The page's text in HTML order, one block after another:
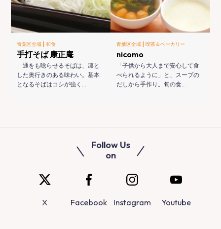
青葉区全域 |和食
手打そば 康正庵
通をも唸らせるそばは、凛と
した奥行きのある味わい。基本
となるそばはコシが強く…
青葉区全域 | 喫茶＆ベーカリー
nicomo
「子供から大人まで安心して食
べられるように」と、スープの
だしから手作り。旬の食…
Follow Us
on
X Facebook Instagram Youtube